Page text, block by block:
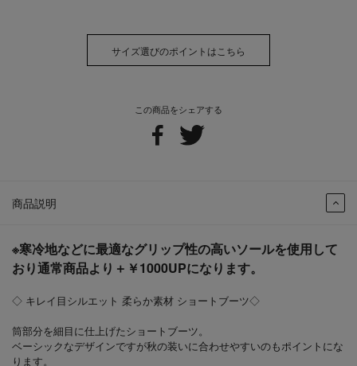
この商品をシェアする
商品説明
※寒冷地などに最適なグリップ性の高いソールを使用して
おり通常商品より＋￥1000UPになります。
◇ キレイ目シルエット 柔らか素材 ショートブーツ◇
筒部分を細目に仕上げたショートブーツ。
ベーシックなデザインですが秋の装いに合わせやすいのもポイントにな
ります。
サイズ選びのポイントはこちら